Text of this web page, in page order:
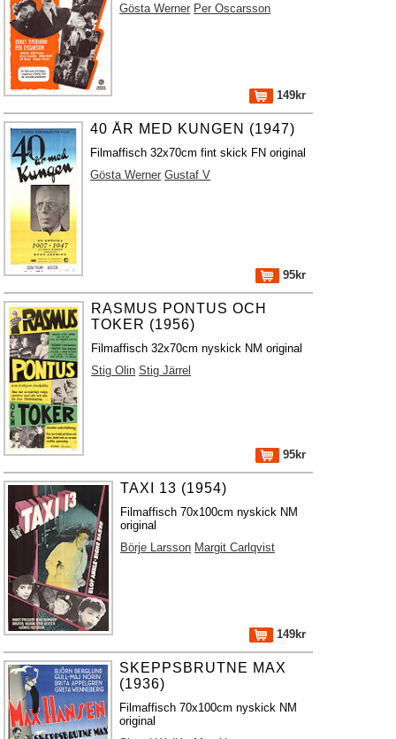
Gösta Werner Per Oscarsson
149kr
40 ÅR MED KUNGEN (1947)
Filmaffisch 32x70cm fint skick FN original
Gösta Werner Gustaf V
95kr
RASMUS PONTUS OCH
TOKER (1956)
Filmaffisch 32x70cm nyskick NM original
Stig Olin Stig Järrel
95kr
TAXI 13 (1954)
Filmaffisch 70x100cm nyskick NM
original
Börje Larsson Margit Carlqvist
149kr
SKEPPSBRUTNE MAX
(1936)
Filmaffisch 70x100cm nyskick NM
original